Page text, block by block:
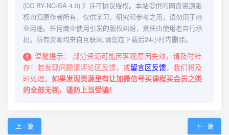
(CC BY-NC-SA 4.0) 》许可协议授权。本站提供的网盘资源版
权均归原作者所有，仅供学习、研究和参考之用，请勿用于商
业用途。任何商业使用引发的版权纠纷，责任由使用者自行承
担。所有资源均来自互联网,请您在下载后24小时内删除。
温馨提示：
部分资源可能因客观原因失效，请及时转
存！若发现问题请评论区反馈，或留言区反馈，我们将及
时处理。 如果发现资源里有让加微信号买课程买会员之类
的全部无视，谨防上当受骗！
上一篇 下一篇